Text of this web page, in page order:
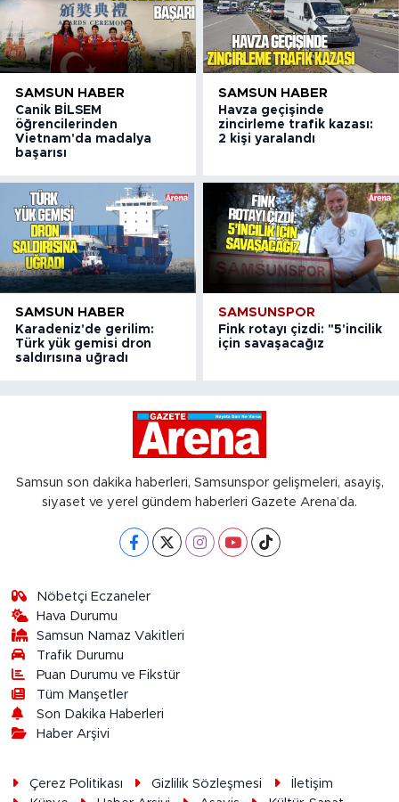
SAMSUN HABER
Canik BİLSEM
öğrencilerinden
Vietnam'da madalya
başarısı
SAMSUN HABER
Havza geçişinde
zincirleme trafik kazası:
2 kişi yaralandı
SAMSUN HABER
Karadeniz'de gerilim:
Türk yük gemisi dron
saldırısına uğradı
SAMSUNSPOR
Fink rotayı çizdi: "5'incilik
için savaşacağız
Samsun son dakika haberleri, Samsunspor gelişmeleri, asayiş,
siyaset ve yerel gündem haberleri Gazete Arena’da.
Nöbetçi Eczaneler
Hava Durumu
Samsun Namaz Vakitleri
Trafik Durumu
Puan Durumu ve Fikstür
Tüm Manşetler
Son Dakika Haberleri
Haber Arşivi
Çerez Politikası Gizlilik Sözleşmesi
İletişim